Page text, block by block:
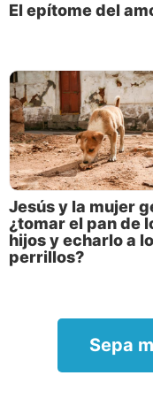
El epítome del
Jesús y la mujer
¿tomar el pan de
hijos y echarlo a
perrillos?
Sepa